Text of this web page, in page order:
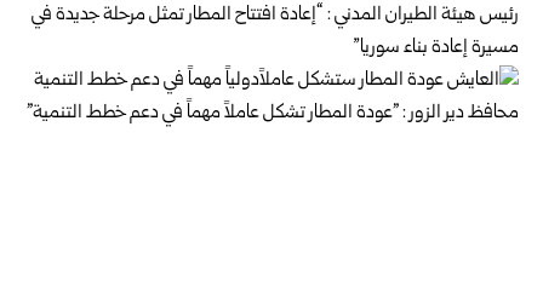
رئيس هيئة الطيران المدني : “إعادة افتتاح المطار تمثل مرحلة جديدة في
مسيرة إعادة بناء سوريا”